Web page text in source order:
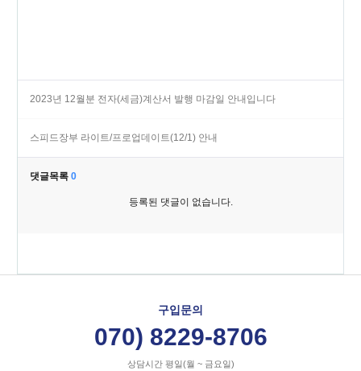
2023년 12월분 전자(세금)계산서 발행 마감일 안내입니다
스피드장부 라이트/프로업데이트(12/1) 안내
댓글목록0
등록된 댓글이 없습니다.
구입문의
070) 8229-8706
상담시간 평일(월 ~ 금요일)